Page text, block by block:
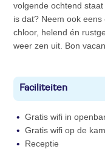
volgende ochtend
is dat? Neem ook
chloor, helend én
weer zen uit. Bon
Faciliteiten
Gratis wifi in
Gratis wifi op de
Receptie